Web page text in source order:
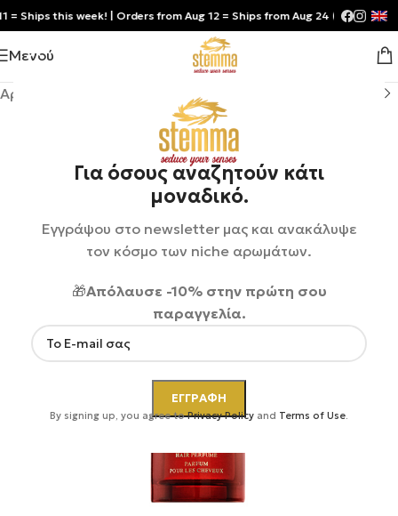
Για όσους αναζητούν κάτι
μοναδικό.
Εγγράψου στο newsletter μας και ανακάλυψε
τον κόσμο των niche αρωμάτων.
🎁Απόλαυσε -10% στην πρώτη σου
παραγγελία.
By signing up, you agree toPrivacy Policy and Terms of Use.
Μενού
Αρχική σελίδα Καλλυντικά
Ships this week! | Orders from Aug 12 = Ships from Aug 24 (by priority).